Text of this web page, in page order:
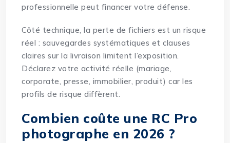
professionnelle peut financer votre défense.
Côté technique, la perte de fichiers est un risque
réel : sauvegardes systématiques et clauses
claires sur la livraison limitent l’exposition.
Déclarez votre activité réelle (mariage,
corporate, presse, immobilier, produit) car les
profils de risque diffèrent.
Combien coûte une RC Pro
photographe en 2026 ?